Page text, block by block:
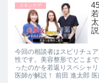
スキンケア
説
今回の相談者はスピリチュ
性です。美容整形でどこま
ったのかを若返りスペシャ
医師が解説！ 前田 進太郎 医